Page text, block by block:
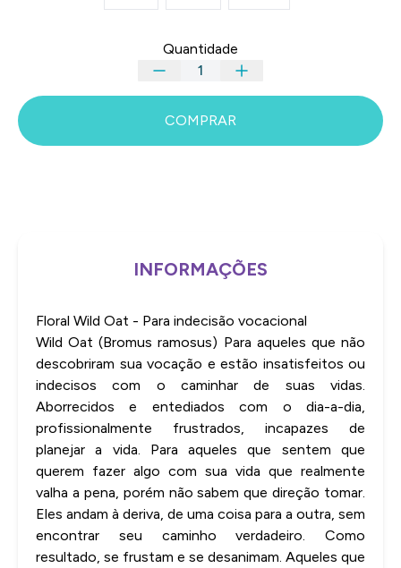
Quantidade
COMPRAR
INFORMAÇÕES
Floral Wild Oat - Para indecisão vocacional
Wild Oat (Bromus ramosus) Para aqueles que não
descobriram sua vocação e estão insatisfeitos ou
indecisos com o caminhar de suas vidas.
Aborrecidos e entediados com o dia-a-dia,
profissionalmente frustrados, incapazes de
planejar a vida. Para aqueles que sentem que
querem fazer algo com sua vida que realmente
valha a pena, porém não sabem que direção tomar.
Eles andam à deriva, de uma coisa para a outra, sem
encontrar seu caminho verdadeiro. Como
resultado, se frustam e se desanimam. Aqueles que